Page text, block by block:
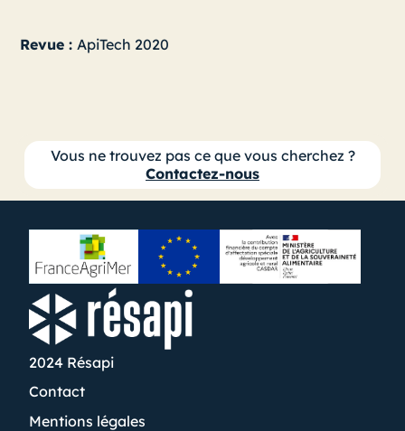
Revue :ApiTech 2020
Vous ne trouvez pas ce que vous cherchez ?
Contactez-nous
2024 Résapi
Contact
Mentions légales